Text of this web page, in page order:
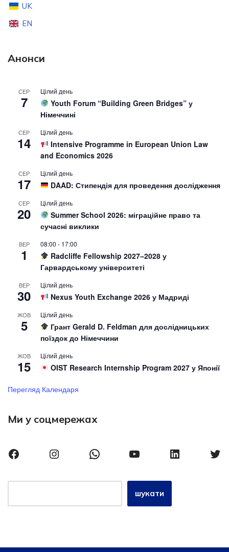
UK
EN
Анонси
СЕР
7
Цілий день
Youth Forum “Building Green Bridges” у
Німеччині
СЕР
14
Цілий день
Intensive Programme in European Union Law
and Economics 2026
СЕР
17
Цілий день
DAAD: Стипендія для проведення дослідження
СЕР
20
Цілий день
Summer School 2026: міграційне право та
сучасні виклики
ВЕР
1
08:00 - 17:00
Radcliffe Fellowship 2027–2028 у
Гарвардському університеті
ВЕР
30
Цілий день
Nexus Youth Exchange 2026 у Мадриді
ЖОВ
5
Цілий день
Грант Gerald D. Feldman для дослідницьких
поїздок до Німеччини
ЖОВ
15
Цілий день
OIST Research Internship Program 2027 у Японії
Перегляд Календаря
Ми у соцмережах
шукати